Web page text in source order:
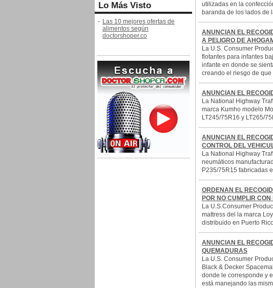
Lo Más Visto
- Las 10 mejores ofertas de
alimentos según
doctorshoper.co
utilizadas en la
baranda de los lados de
ANUNCIAN EL
A PELIGRO DE
La U.S. Consumer
flotantes para infantes
infante en donde se
creando el riesgo de
ANUNCIAN EL
La National Highway
marca Kumho modelo
LT245/75R16 y LT265/
ANUNCIAN EL
CONTROL DEL
La National Highway
neumáticos
P235/75R15 fabricadas
ORDENAN EL
POR NO CUMPLIR CON
La U.S.Consumer
mattress del la marca
distribuido en Puerto
ANUNCIAN EL
QUEMADURAS
La U.S. Consumer
Black & Decker
donde le corresponde y
está manejando las